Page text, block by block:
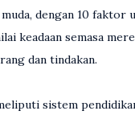
dengan 10 faktor
keadaan semasa
dan tindakan.
sistem